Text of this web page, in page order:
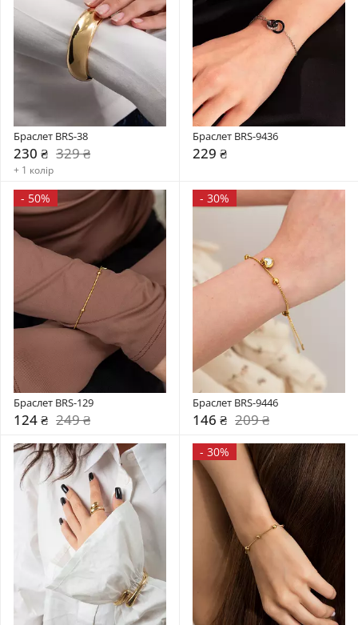
Браслет BRS-38
230 ₴ 329 ₴
+ 1 колір
Браслет BRS-9436
229 ₴
- 50%
Браслет BRS-129
124 ₴ 249 ₴
- 30%
Браслет BRS-9446
146 ₴ 209 ₴
- 30%